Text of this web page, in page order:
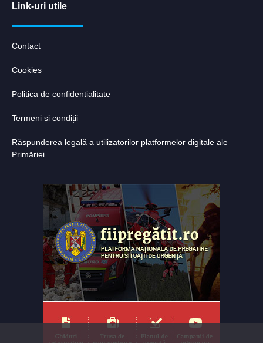
Link-uri utile
Contact
Cookies
Politica de confidentialitate
Termeni și condiții
Răspunderea legală a utilizatorilor platformelor digitale ale
Primăriei